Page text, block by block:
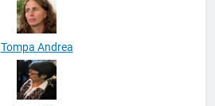
Tompa Andrea